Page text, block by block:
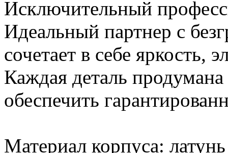
Исключительный
Идеальный партнер с
сочетает в себе яркость,
Каждая деталь
обеспечить
Материал корпуса: